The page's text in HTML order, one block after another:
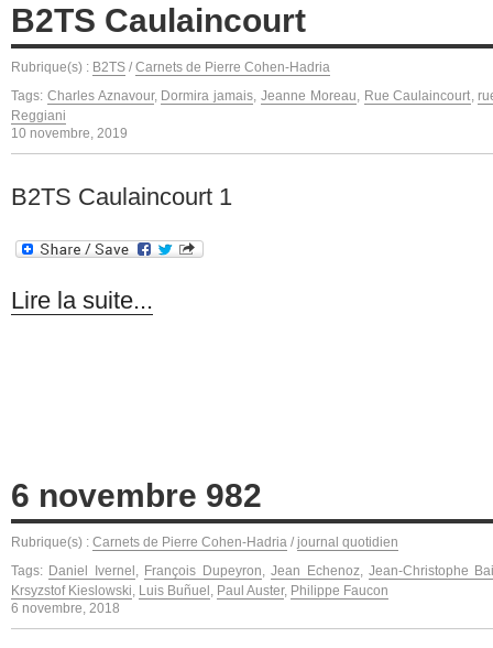
B2TS Caulaincourt
Rubrique(s) : B2TS / Carnets de Pierre Cohen-Hadria
Tags: Charles Aznavour, Dormira jamais,Jeanne Moreau, Rue Caulaincourt,
Reggiani
10 novembre, 2019
B2TS Caulaincourt 1
Lire la suite...
6 novembre 982
Rubrique(s) : Carnets de Pierre Cohen-Hadria / journal quotidien
Tags: Daniel Ivernel François Dupeyron ,Jean Echenoz, Jean-Christophe
Krsyzstof Kieslowski Luis Buñuel Paul Auster, Philippe Faucon
6 novembre, 2018